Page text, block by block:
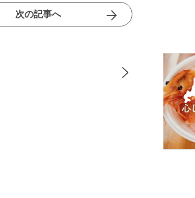
次の記事へ